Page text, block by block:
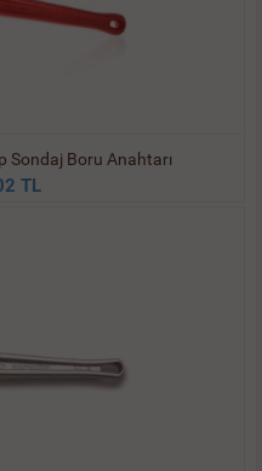
Sondaj Boru Anahtarı
TL